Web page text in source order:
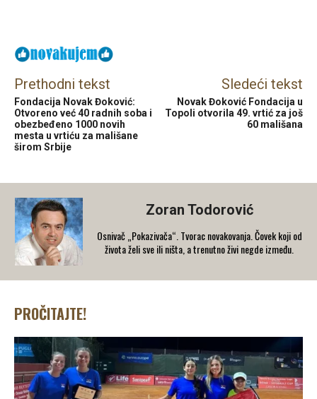
Prethodni tekst
Fondacija Novak Đoković:
Otvoreno već 40 radnih soba i
obezbeđeno 1000 novih
mesta u vrtiću za mališane
širom Srbije
Sledeći tekst
Novak Đoković Fondacija u
Topoli otvorila 49. vrtić za još
60 mališana
Zoran Todorović
Osnivač „Pokazivača“. Tvorac novakovanja. Čovek koji od
života želi sve ili ništa, a trenutno živi negde između.
PROČITAJTE!